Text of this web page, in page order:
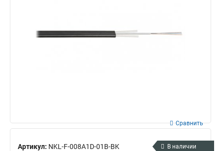
Артикул: NKL-F-008A1D-01B-BK
Сравнить
В наличии